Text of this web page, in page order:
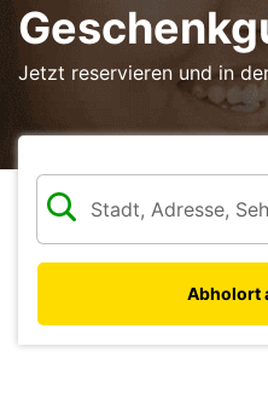
Jetzt reservieren und in
Abholort